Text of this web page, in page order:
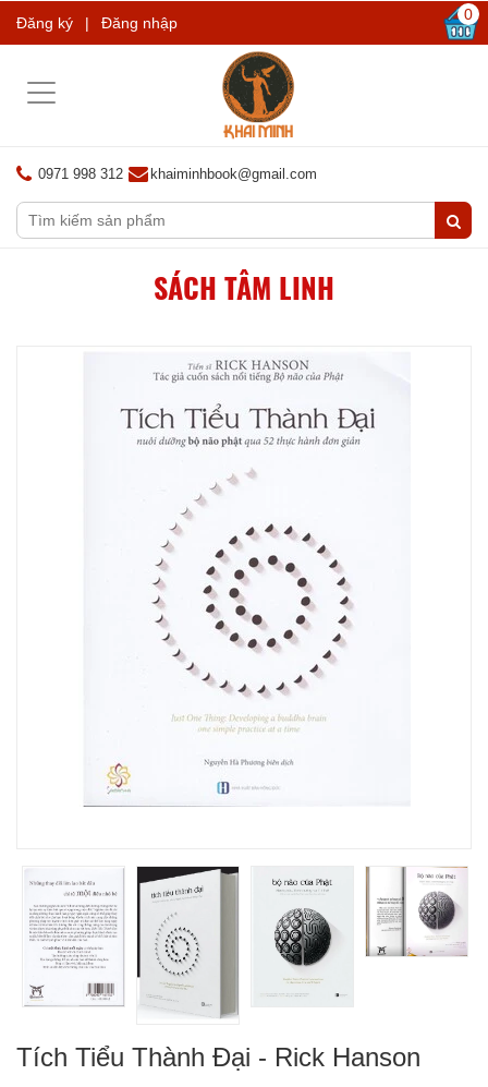
Đăng ký | Đăng nhập 0
Toggle
0971 998 312 khaiminhbook@gmail.com
SÁCH TÂM LINH
Tích Tiểu Thành Đại - Rick Hanson